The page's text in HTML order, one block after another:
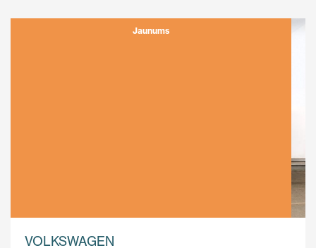
Jaunums
VOLKSWAGEN